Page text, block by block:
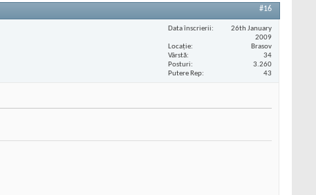
#16
Data înscrierii
26th January
2009
Locaţie
Brasov
Vârstă
34
Posturi
3.260
Putere Rep
43